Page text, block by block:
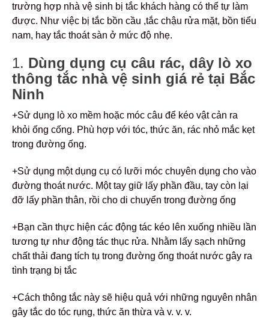
trường hợp nhà vệ sinh bị tắc khách hàng có thể tự làm
được. Như việc bị tắc bồn cầu ,tắc chậu rửa mặt, bồn tiểu
nam, hay tắc thoát sàn ở mức độ nhẹ.
1. Dùng dụng cụ câu rác, dây lò xo
thông tắc nhà vệ sinh giá rẻ tại Bắc
Ninh
+Sử dụng lò xo mềm hoặc móc câu để kéo vật cản ra
khỏi ống cống. Phù hợp với tóc, thức ăn, rác nhỏ mắc kẹt
trong đường ống.
+Sử dụng một dụng cụ có lưỡi móc chuyên dụng cho vào
đường thoát nước. Một tay giữ lấy phần đầu, tay còn lại
đỡ lấy phần thân, rồi cho di chuyển trong đường ống
+Bạn cần thực hiện các động tác kéo lên xuống nhiều lần
tương tự như động tác thục rửa. Nhằm lấy sạch những
chất thải đang tích tụ trong đường ống thoát nước gây ra
tình trạng bị tắc
+Cách thông tắc này sẽ hiệu quả với những nguyên nhân
gây tắc do tóc rụng, thức ăn thừa và v. v. v.